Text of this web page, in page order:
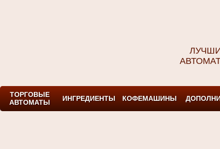
ТОРГОВЫЕ
АВТОМАТЫ
ИНГРЕДИЕНТЫ КОФЕМАШИНЫ